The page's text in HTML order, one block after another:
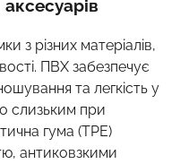
з різних матеріалів,
ПВХ забезпечує
та легкість у
слизьким при
гума (TPE)
антиковзкими